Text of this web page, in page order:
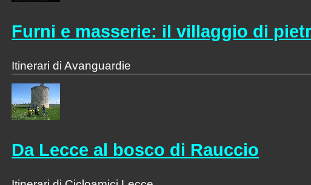
Furni e masserie: il villaggio di
Itinerari di Avanguardie
Da Lecce al bosco di Rauccio